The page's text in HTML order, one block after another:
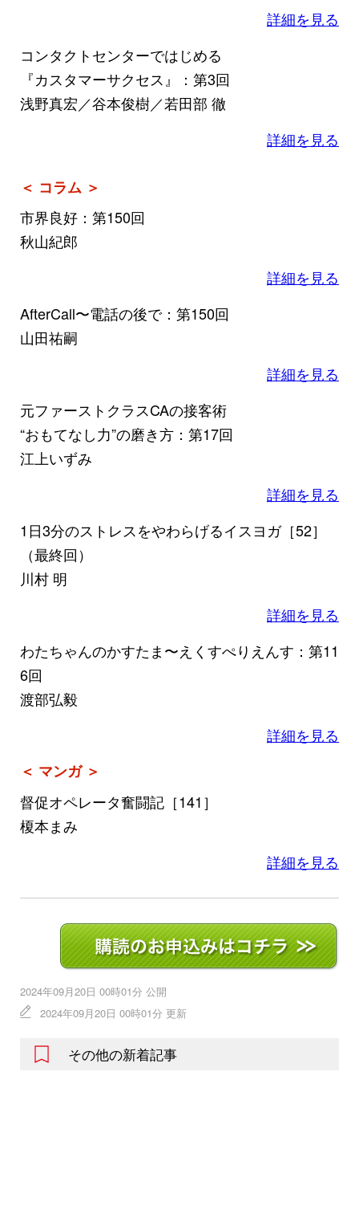
詳細を見る
コンタクトセンターではじめる
『カスタマーサクセス』：第3回
浅野真宏／谷本俊樹／若田部 徹
詳細を見る
＜ コラム ＞
市界良好：第150回
秋山紀郎
詳細を見る
AfterCall〜電話の後で：第150回
山田祐嗣
詳細を見る
元ファーストクラスCAの接客術
“おもてなし力”の磨き方：第17回
江上いずみ
詳細を見る
1日3分のストレスをやわらげるイスヨガ［52］
（最終回）
川村 明
詳細を見る
わたちゃんのかすたま〜えくすぺりえんす：第11
6回
渡部弘毅
詳細を見る
＜ マンガ ＞
督促オペレータ奮闘記［141］
榎本まみ
詳細を見る
2024年09月20日 00時01分 公開
2024年09月20日 00時01分 更新
その他の新着記事